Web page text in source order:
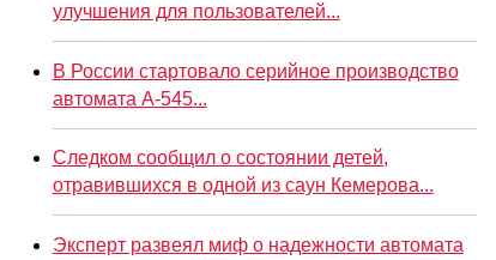
улучшения для пользователей...
В России стартовало серийное производство
автомата А-545...
Следком сообщил о состоянии детей,
отравившихся в одной из саун Кемерова...
Эксперт развеял миф о надежности автомата